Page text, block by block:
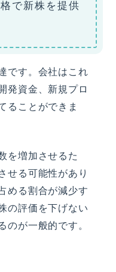
で新株を提供
です。会社はこれ
発資金、新規プロ
ることができま
を増加させるた
せる可能性があり
める割合が減少す
の評価を下げない
が一般的です。